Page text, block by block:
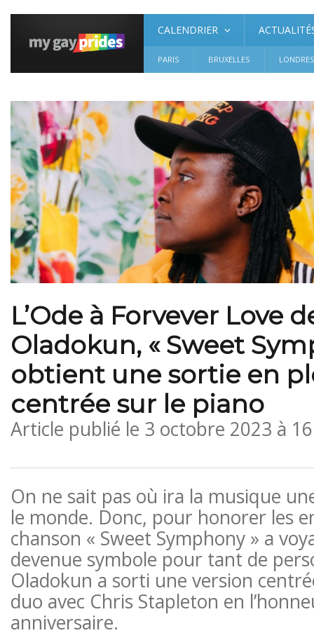
CALENDRIER
PARIS BRUXELLES LONDRES
L’Ode à Forvever Love
Oladokun, « Sweet
obtient une sortie en
centrée sur le piano
Article publié le 3 octobre 2023 à
On ne sait pas où ira la musique
le monde. Donc, pour honorer les
chanson « Sweet Symphony » a
devenue symbole pour tant de
Oladokun a sorti une version
duo avec Chris Stapleton en
anniversaire.